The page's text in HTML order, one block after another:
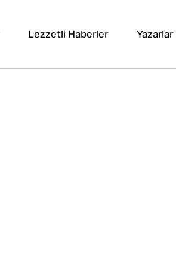
Lezzetli Haberler Yazarlar